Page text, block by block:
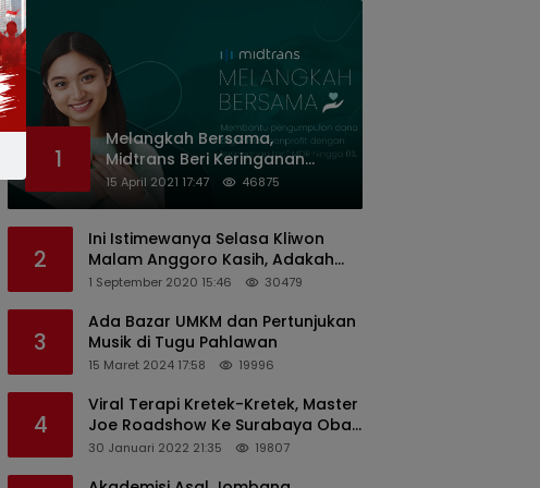
1
Melangkah Bersama,
Midtrans Beri Keringanan
Biaya Transaksi ke Organisasi
15 April 2021 17:47 46875
2
Ini Istimewanya Selasa Kliwon
Malam Anggoro Kasih, Adakah
Kaitannya dengan Keputusan
1 September 2020 15:46 30479
3
Ada Bazar UMKM dan Pertunjukan
Musik di Tugu Pahlawan
15 Maret 2024 17:58 19996
4
Viral Terapi Kretek-Kretek, Master
Joe Roadshow Ke Surabaya Obati
Pasien Sekaligus Edukasi
30 Januari 2022 21:35 19807